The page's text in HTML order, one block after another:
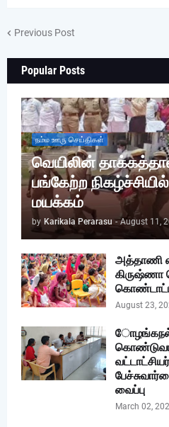
Previous Post
Popular Posts
நம்ம ஊரு செய்திகள்
வெயிலின்
பங்கேற்ற
மயக்கம்
by Karikala Perarasu - August 11,
அத்தாணி
கிருஷ்ணா
August 23,
கொண்டுவர
வைப்பு
March 02,